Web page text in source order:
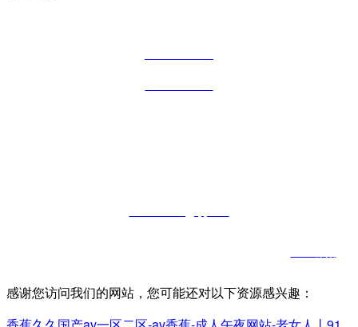
感谢您访问我们的网站，您可能还对以下资源感兴趣：